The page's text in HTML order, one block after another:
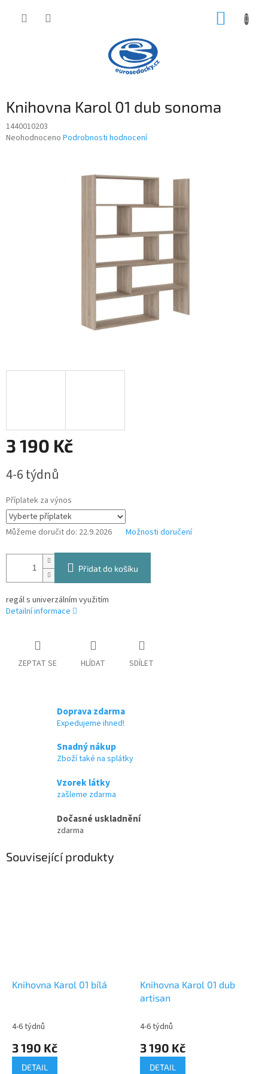
Knihovna Karol 01 dub sonoma
1440010203
Průměrné
Neohodnoceno Podrobnosti hodnocení
3 190 Kč
cena:
4-6 týdnů
Příplatek za výnos
Můžeme doručit do: 22.9.2026 Možnosti doručení
Přidat do košíku
regál s univerzálním využitím
Detailní informace
ZEPTAT SE HLÍDAT SDÍLET
Doprava zdarma
Expedujeme ihned!
Snadný nákup
Zboží také na splátky
Vzorek látky
zašleme zdarma
Dočasné uskladnění
zdarma
Související produkty
Knihovna Karol 01 bílá
4-6 týdnů
3 190 Kč
DETAIL
Knihovna Karol 01 dub
artisan
4-6 týdnů
3 190 Kč
DETAIL